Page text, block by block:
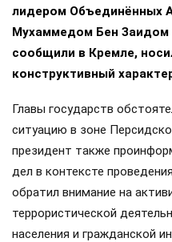
лидером Объединённых
Мухаммедом Бен Заидом
сообщили в Кремле,
конструктивный
Главы государств
ситуацию в зоне
президент также
дел в контексте
обратил внимание на
террористической
населения и гражданской